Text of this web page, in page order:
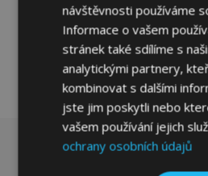
návštěvnosti používáme
Informace o vašem
stránek také sdílíme s
analytickými partnery,
kombinovat s dalšími
jste jim poskytli nebo
vašem používání jejich
ochrany osobních údajů